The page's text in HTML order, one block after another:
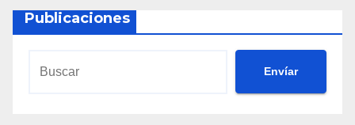
Publicaciones
Envíar